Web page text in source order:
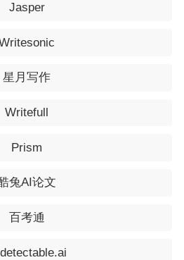
Jasper
星月写作
Writefull
Prism
兔AI论文
百考通